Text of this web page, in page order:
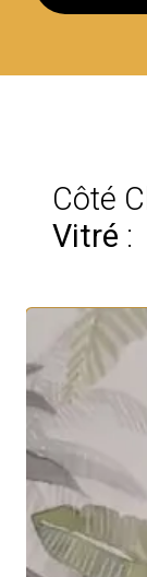
Côté
Vitré :